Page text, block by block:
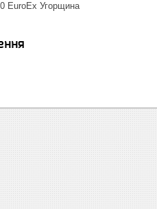
EuroEx Угорщина